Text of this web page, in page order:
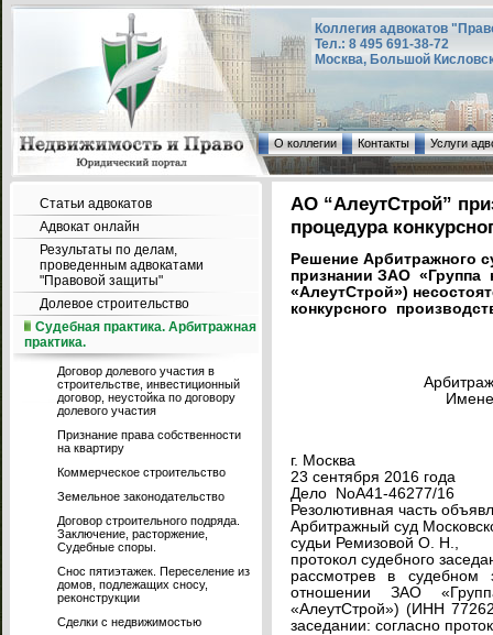
Коллегия адвокатов
Тел.: 8 495 691-38-72
Москва, Большой
О коллегии Контакты Услуги
Статьи адвокатов
Адвокат онлайн
Результаты по делам,
проведенным адвокатами
"Правовой защиты"
Долевое строительство
Судебная практика. Арбитражная
практика.
Договор долевого участия в
строительстве, инвестиционный
договор, неустойка по договору
долевого участия
Признание права собственности
на квартиру
Коммерческое строительство
Земельное законодательство
Договор строительного подряда.
Заключение, расторжение,
Судебные споры.
Снос пятиэтажек. Переселение из
домов, подлежащих сносу,
реконструкции
Сделки с недвижимостью
АО “АлеутСтрой”
процедура
Решение Арбитражного
признании ЗАО
«АлеутСтрой»)
конкурсного
г. Москва
23 сентября
Дело NoА41-46277/16
Резолютивная часть
Арбитражный суд
судьи Ремизовой О. Н.,
протокол судебного
рассмотрев в судебном
отношении ЗАО
«АлеутСтрой») (ИНН
заседании: согласно